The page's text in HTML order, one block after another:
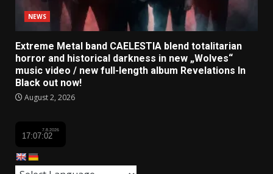
NEWS
Extreme Metal band CAELESTIA blend totalitarian
horror and historical darkness in new „Wolves“
music video / new full-length album Revelations In
Black out now!
August 2, 2026